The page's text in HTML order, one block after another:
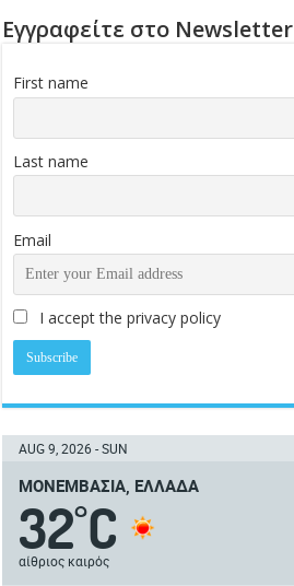
Εγγραφείτε στο Newsletter
First name
Last name
Email
I accept the privacy policy
AUG 9, 2026 - SUN
ΜΟΝΕΜΒΑΣΙΆ, ΕΛΛΆΔΑ
32°C
αίθριος καιρός